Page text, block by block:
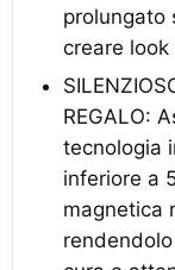
prolungato
creare
REGALO:
tecnologia
inferiore a
magnetica